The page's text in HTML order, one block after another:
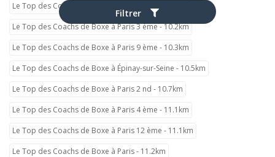
Filtrer
Le Top des Coachs de Boxe à Paris 11 ème - 9.7km
Le Top des Coachs de Boxe à Paris 3 ème - 10.2km
Le Top des Coachs de Boxe à Paris 9 ème - 10.3km
Le Top des Coachs de Boxe à Épinay-sur-Seine - 10.5km
Le Top des Coachs de Boxe à Paris 2 nd - 10.7km
Le Top des Coachs de Boxe à Paris 4 ème - 11.1km
Le Top des Coachs de Boxe à Paris 12 ème - 11.1km
Le Top des Coachs de Boxe à Paris - 11.2km